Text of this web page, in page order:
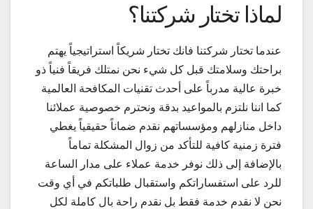
لماذا تختار شركتنا؟
عندما تختار شركتنا فانك تختار شريكاً استراتيجياً يهتم
براحتك وسلامتك قبل كل شيء نحن نمتلك فريقاً فنياً ذو
خبرة عالية مدرباً على أحدث تقنيات المكافحة العالمية
كما اننا نلتزم بالمواعيد بدقة ونحترم خصوصية عملائنا
داخل منازلهم ومؤسساتهم نقدم ضماناً حقيقياً يغطي
فترة زمنية كافية للتأكد من زوال المشكلة تماماً
بالإضافة إلى ذلك نوفر خدمة عملاء على مدار الساعة
للرد على استفساراتكم واستقبال طلباتكم في أي وقت
نحن لا نقدم خدمة فقط بل نقدم راحة بال كاملة لكل